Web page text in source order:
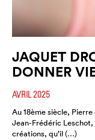
JAQUET
DONNER
AVRIL 2025
Au 18ème siècle,
Jean-Frédéric
créations, qu’il (…)